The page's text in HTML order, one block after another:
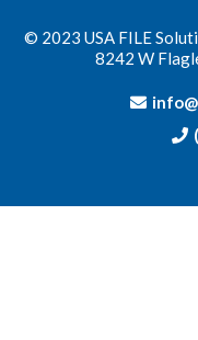
© 2023 USA FILE
8242 W